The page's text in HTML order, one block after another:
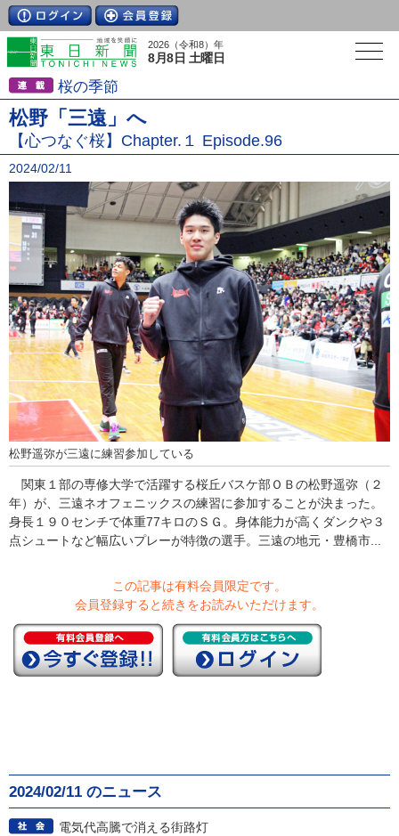
2026（令和8）年
8月8日 土曜日
桜の季節
松野「三遠」へ
【心つなぐ桜】Chapter.１ Episode.96
2024/02/11
松野遥弥が三遠に練習参加している
関東１部の専修大学で活躍する桜丘バスケ部ＯＢの松野遥弥（２
年）が、三遠ネオフェニックスの練習に参加することが決まった。
身長１９０センチで体重77キロのＳＧ。身体能力が高くダンクや３
点シュートなど幅広いプレーが特徴の選手。三遠の地元・豊橋市...
この記事は有料会員限定です。
会員登録すると続きをお読みいただけます。
2024/02/11 のニュース
電気代高騰で消える街路灯